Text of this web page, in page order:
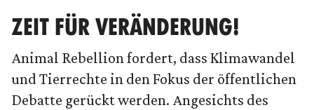
ZEIT FÜR VERÄNDERUNG!
Animal Rebellion fordert, dass Klimawandel
und Tierrechte in den Fokus der öffentlichen
Debatte gerückt werden. Angesichts des